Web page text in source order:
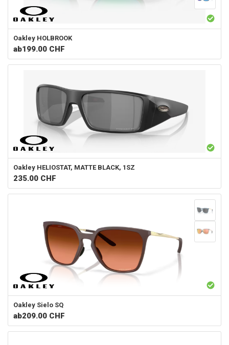
Oakley HOLBROOK
ab199.00 CHF
Oakley HELIOSTAT, MATTE BLACK, 1SZ
235.00 CHF
Oakley Sielo SQ
ab209.00 CHF